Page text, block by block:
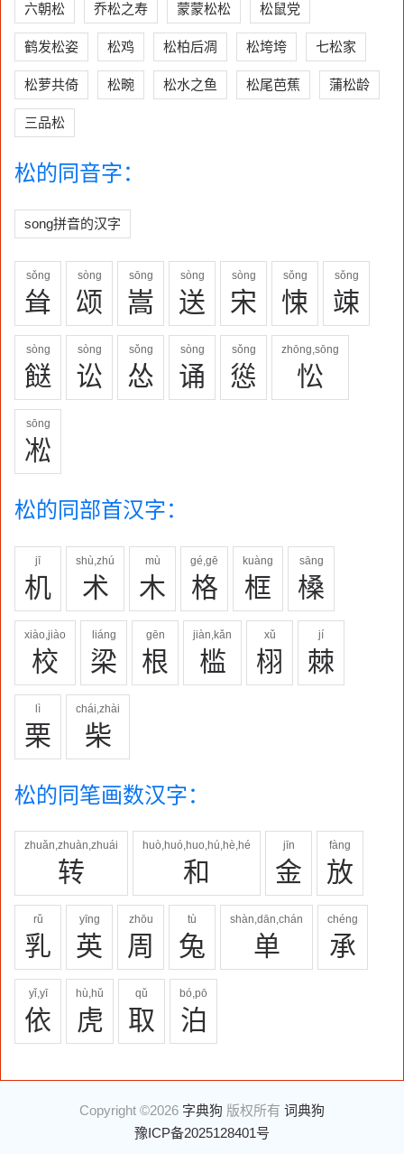
六朝松 乔松之寿 蒙蒙松松 松鼠党
鹤发松姿 松鸡 松柏后凋 松垮垮 七松家
松萝共倚 松畹 松水之鱼 松尾芭蕉 蒲松龄
三品松
松的同音字：
song拼音的汉字
sǒng
耸
sòng
颂
sōng
嵩
sòng
送
sòng
宋
sǒng
悚
sǒng
竦
sòng
餸
sòng
讼
sǒng
怂
sòng
诵
sǒng
慫
zhōng,sōng
忪
sōng
凇
松的同部首汉字：
jī
机
shù,zhú
术
mù
木
gé,gē
格
kuàng
框
sāng
槡
xiào,jiào
校
liáng
梁
gēn
根
jiàn,kǎn
槛
xǔ
栩
jí
棘
lì
栗
chái,zhài
柴
松的同笔画数汉字：
zhuǎn,zhuàn,zhuái
转
huò,huó,huo,hú,hè,hé
和
jīn
金
fàng
放
rǔ
乳
yīng
英
zhōu
周
tù
兔
shàn,dān,chán
单
chéng
承
yǐ,yī
依
hù,hǔ
虎
qǔ
取
bó,pō
泊
Copyright ©2026 字典狗 版权所有 词典狗
豫ICP备2025128401号